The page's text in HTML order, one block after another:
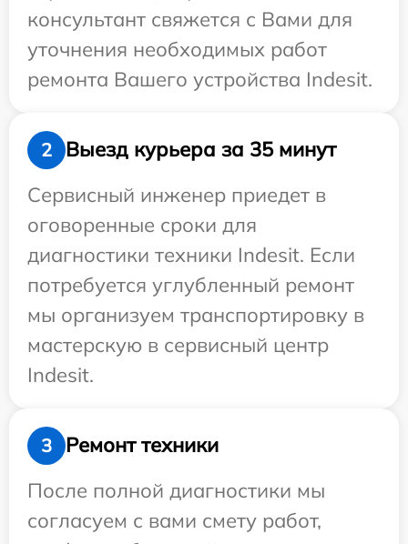
консультант свяжется с Вами для
уточнения необходимых работ
ремонта Вашего устройства Indesit.
2
Выезд курьера за 35 минут
Сервисный инженер приедет в
оговоренные сроки для
диагностики техники Indesit. Если
потребуется углубленный ремонт
мы организуем транспортировку в
мастерскую в сервисный центр
Indesit.
3
Ремонт техники
После полной диагностики мы
согласуем с вами смету работ,